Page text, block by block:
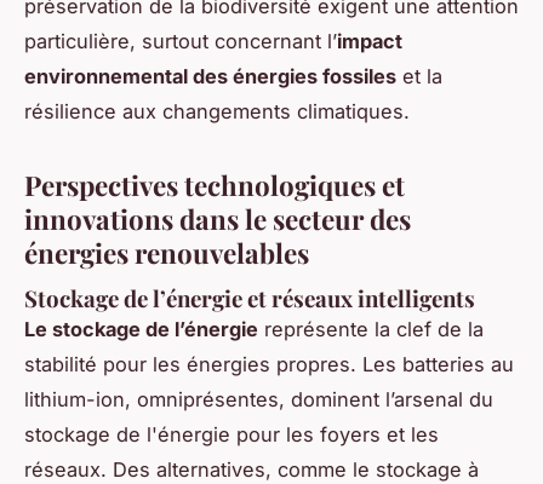
préservation de la biodiversité exigent une attention
particulière, surtout concernant l’impact
environnemental des énergies fossiles et la
résilience aux changements climatiques.
Perspectives technologiques et
innovations dans le secteur des
énergies renouvelables
Stockage de l’énergie et réseaux intelligents
Le stockage de l’énergie représente la clef de la
stabilité pour les énergies propres. Les batteries au
lithium-ion, omniprésentes, dominent l’arsenal du
stockage de l'énergie pour les foyers et les
réseaux. Des alternatives, comme le stockage à